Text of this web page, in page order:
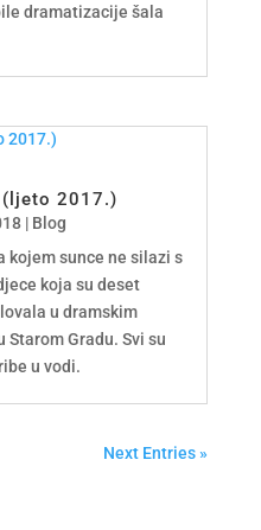
dramatizacije šala
(ljeto 2017.)
| Blog
kojem sunce ne silazi s
koja su deset
u dramskim
Gradu. Svi su
u vodi.
Next Entries »